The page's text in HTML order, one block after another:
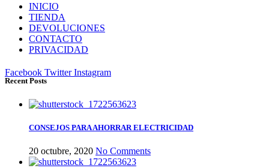
INICIO
TIENDA
DEVOLUCIONES
CONTACTO
PRIVACIDAD
Facebook Twitter Instagram
Recent Posts
CONSEJOS PARA AHORRAR ELECTRICIDAD
20 octubre, 2020 No Comments